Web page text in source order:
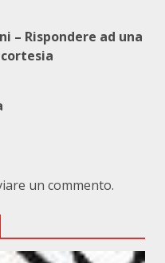
– Rispondere ad una
un commento.